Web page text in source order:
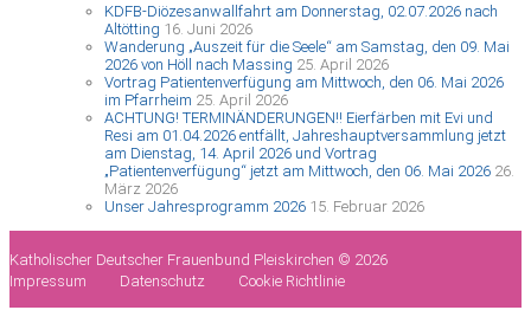
KDFB-Diözesanwallfahrt am Donnerstag, 02.07.2026 nach
Altötting 16. Juni 2026
Wanderung „Auszeit für die Seele“ am Samstag, den 09. Mai
2026 von Höll nach Massing 25. April 2026
Vortrag Patientenverfügung am Mittwoch, den 06. Mai 2026
im Pfarrheim 25. April 2026
ACHTUNG! TERMINÄNDERUNGEN!! Eierfärben mit Evi und
Resi am 01.04.2026 entfällt, Jahreshauptversammlung jetzt
am Dienstag, 14. April 2026 und Vortrag
„Patientenverfügung“ jetzt am Mittwoch, den 06. Mai 2026 26.
März 2026
Unser Jahresprogramm 2026 15. Februar 2026
Katholischer Deutscher Frauenbund Pleiskirchen © 2026
Impressum
Datenschutz Cookie Richtlinie